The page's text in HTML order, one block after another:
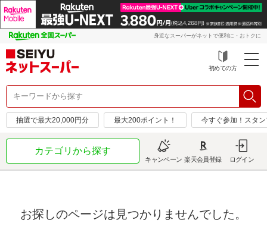
身近なスーパーがネットで便利に・おトクに
初めての方
抽選で最大20,000円分 最大200ポイント！ 今すぐ参加！スタ
カテゴリから探す
キャンペーン 楽天会員登録 ログイン
お探しのページは見つかりませんでした。